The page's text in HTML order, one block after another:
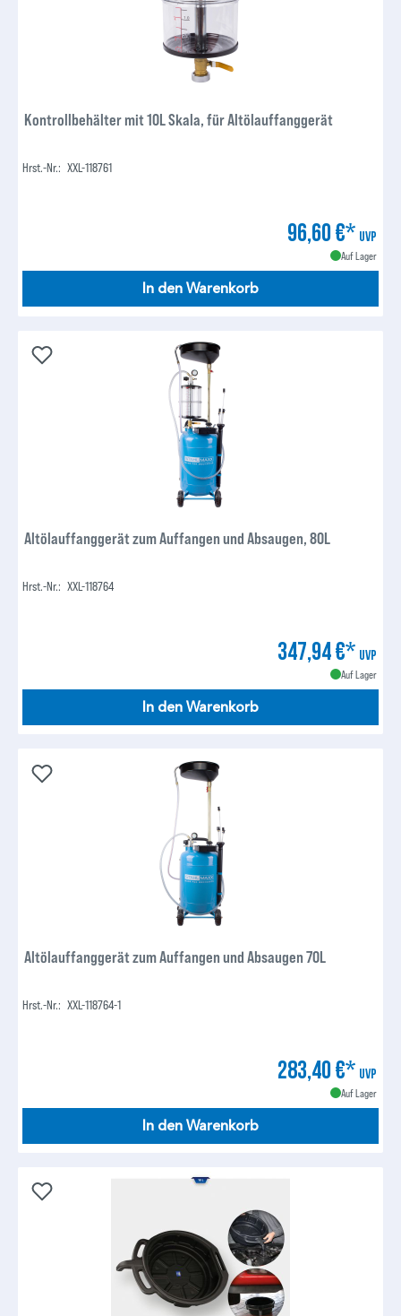
Kontrollbehälter mit 10L Skala, für Altölauffanggerät
Hrst.-Nr.: XXL-118761
96,60 €* UVP
Auf Lager
In den Warenkorb
Altölauffanggerät zum Auffangen und Absaugen, 80L
Hrst.-Nr.: XXL-118764
347,94 €* UVP
Auf Lager
In den Warenkorb
Altölauffanggerät zum Auffangen und Absaugen 70L
Hrst.-Nr.: XXL-118764-1
283,40 €* UVP
Auf Lager
In den Warenkorb